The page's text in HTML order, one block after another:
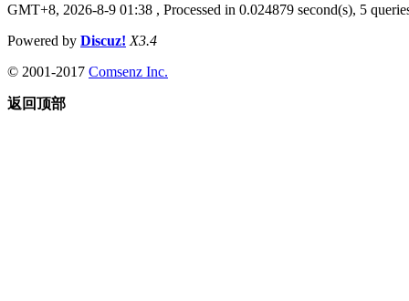
GMT+8, 2026-8-9 01:38 , Processed in 0.024879 second(s), 5
Powered by Discuz! X3.4
© 2001-2017 Comsenz Inc.
返回顶部